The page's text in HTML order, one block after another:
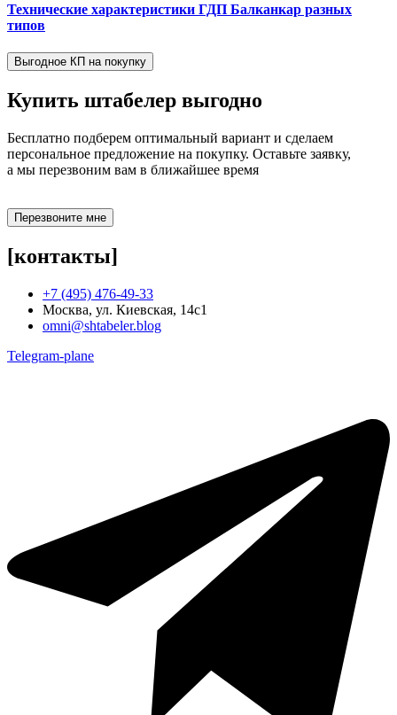
Технические характеристики ГДП Балканкар разных
типов
Выгодное КП на покупку
Купить штабелер выгодно
Бесплатно подберем оптимальный вариант и сделаем
персональное предложение на покупку. Оставьте заявку,
а мы перезвоним вам в ближайшее время
Перезвоните мне
[контакты]
+7 (495) 476-49-33
Москва, ул. Киевская, 14с1
omni@shtabeler.blog
Telegram-plane